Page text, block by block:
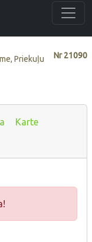
Nr21090
Priekuļu
Karte